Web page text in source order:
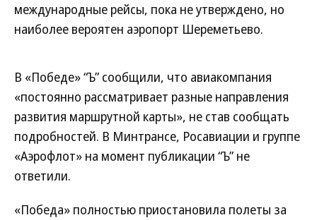
международные рейсы, пока не утверждено, но
наиболее вероятен аэропорт Шереметьево.
В «Победе» “Ъ” сообщили, что авиакомпания
«постоянно рассматривает разные направления
развития маршрутной карты», не став сообщать
подробностей. В Минтрансе, Росавиации и группе
«Аэрофлот» на момент публикации “Ъ” не
ответили.
«Победа» полностью приостановила полеты за